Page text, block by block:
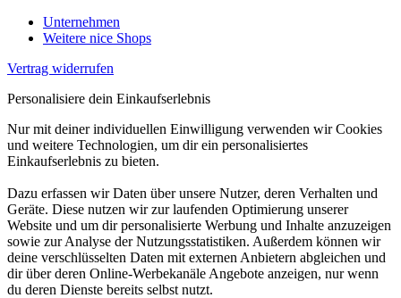
Unternehmen
Weitere nice Shops
Vertrag widerrufen
Personalisiere dein Einkaufserlebnis
Nur mit deiner individuellen Einwilligung verwenden wir Cookies
und weitere Technologien, um dir ein personalisiertes
Einkaufserlebnis zu bieten.
Dazu erfassen wir Daten über unsere Nutzer, deren Verhalten und
Geräte. Diese nutzen wir zur laufenden Optimierung unserer
Website und um dir personalisierte Werbung und Inhalte anzuzeigen
sowie zur Analyse der Nutzungsstatistiken. Außerdem können wir
deine verschlüsselten Daten mit externen Anbietern abgleichen und
dir über deren Online-Werbekanäle Angebote anzeigen, nur wenn
du deren Dienste bereits selbst nutzt.